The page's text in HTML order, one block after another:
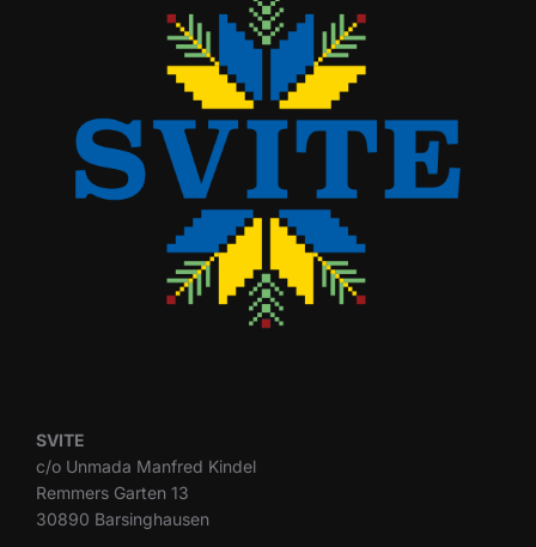
SVITE
c/o Unmada Manfred Kindel
Remmers Garten 13
30890 Barsinghausen